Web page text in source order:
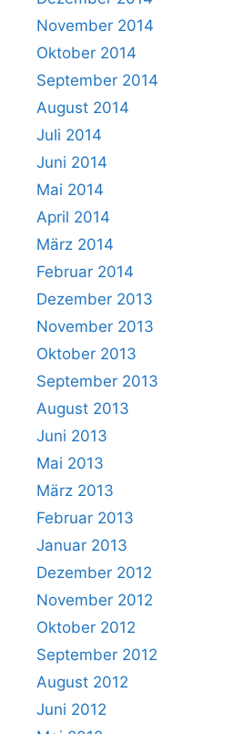
November 2014
Oktober 2014
September 2014
August 2014
Juli 2014
Juni 2014
Mai 2014
April 2014
März 2014
Februar 2014
Dezember 2013
November 2013
Oktober 2013
September 2013
August 2013
Juni 2013
Mai 2013
März 2013
Februar 2013
Januar 2013
Dezember 2012
November 2012
Oktober 2012
September 2012
August 2012
Juni 2012